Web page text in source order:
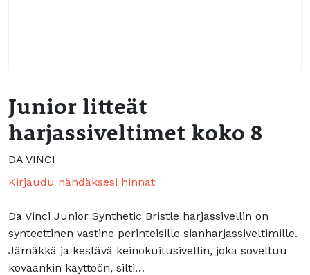
Junior litteät
harjassiveltimet koko 8
DA VINCI
Kirjaudu nähdäksesi hinnat
Da Vinci Junior Synthetic Bristle harjassivellin on
synteettinen vastine perinteisille sianharjassiveltimille.
Jämäkkä ja kestävä keinokuitusivellin, joka soveltuu
kovaankin käyttöön, silti…